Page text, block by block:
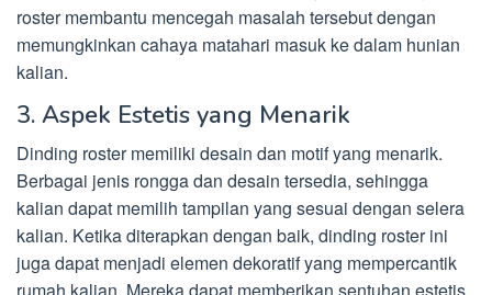
roster membantu mencegah masalah tersebut dengan
memungkinkan cahaya matahari masuk ke dalam hunian
kalian.
3. Aspek Estetis yang Menarik
Dinding roster memiliki desain dan motif yang menarik.
Berbagai jenis rongga dan desain tersedia, sehingga
kalian dapat memilih tampilan yang sesuai dengan selera
kalian. Ketika diterapkan dengan baik, dinding roster ini
juga dapat menjadi elemen dekoratif yang mempercantik
rumah kalian. Mereka dapat memberikan sentuhan estetis